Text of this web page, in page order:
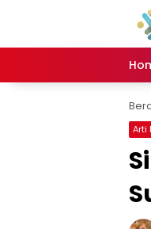
Arti